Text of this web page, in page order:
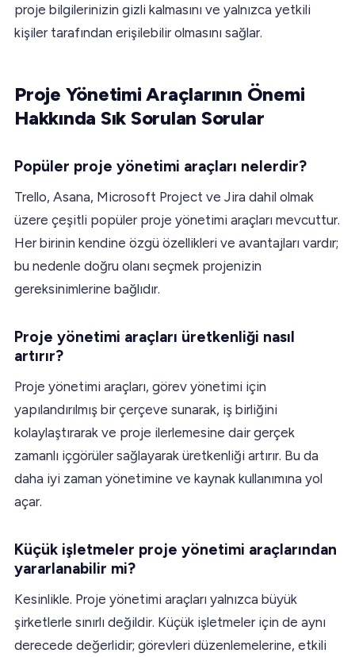
proje bilgilerinizin gizli kalmasını ve yalnızca yetkili
kişiler tarafından erişilebilir olmasını sağlar.
Proje Yönetimi Araçlarının Önemi
Hakkında Sık Sorulan Sorular
Popüler proje yönetimi araçları nelerdir?
Trello, Asana, Microsoft Project ve Jira dahil olmak
üzere çeşitli popüler proje yönetimi araçları mevcuttur.
Her birinin kendine özgü özellikleri ve avantajları vardır;
bu nedenle doğru olanı seçmek projenizin
gereksinimlerine bağlıdır.
Proje yönetimi araçları üretkenliği nasıl
artırır?
Proje yönetimi araçları, görev yönetimi için
yapılandırılmış bir çerçeve sunarak, iş birliğini
kolaylaştırarak ve proje ilerlemesine dair gerçek
zamanlı içgörüler sağlayarak üretkenliği artırır. Bu da
daha iyi zaman yönetimine ve kaynak kullanımına yol
açar.
Küçük işletmeler proje yönetimi araçlarından
yararlanabilir mi?
Kesinlikle. Proje yönetimi araçları yalnızca büyük
şirketlerle sınırlı değildir. Küçük işletmeler için de aynı
derecede değerlidir; görevleri düzenlemelerine, etkili